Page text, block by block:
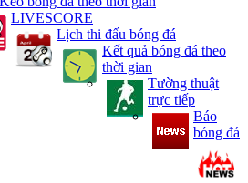
LIVESCORE
Lịch thi đấu bóng đá
Kết quả bóng đá theo
thời gian
Tường thuật
trực tiếp
Báo
bóng đá